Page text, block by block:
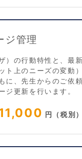
ジ管理
）の行動特性と、最
ト上のニーズの変動
に、先生からのご依
ジ更新を行います。
円（税別